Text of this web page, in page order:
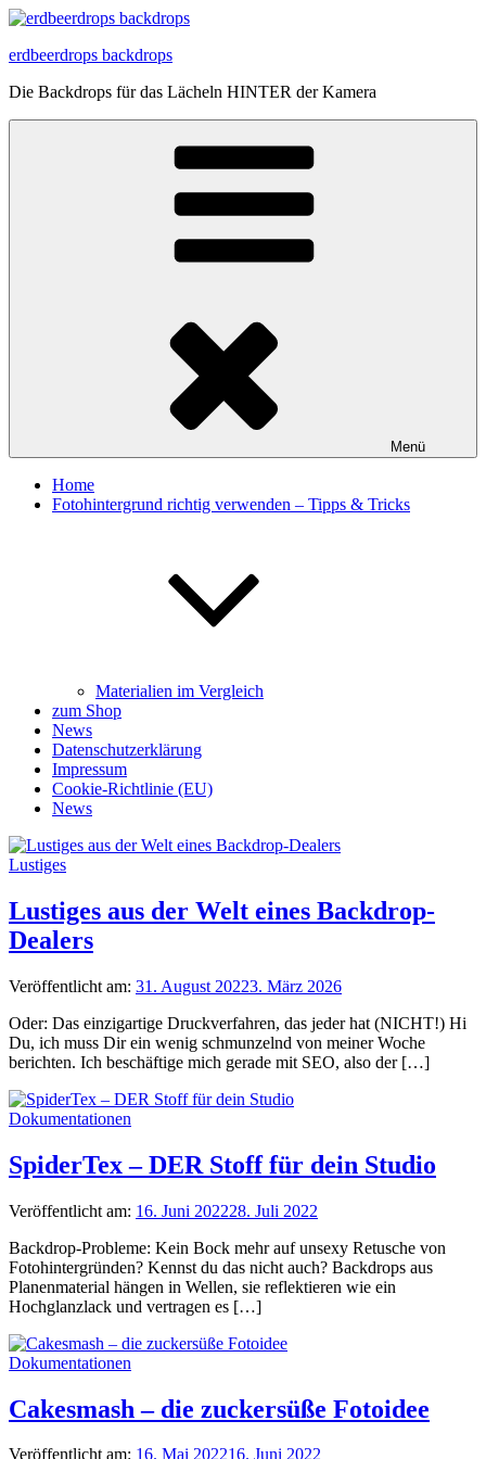
Zum
springen
erdbeerdrops backdrops
Die Backdrops für das Lächeln HINTER der Kamera
Menü
Home
Fotohintergrund richtig verwenden – Tipps & Tricks
Materialien im Vergleich
zum Shop
News
Datenschutzerklärung
Impressum
Cookie-Richtlinie (EU)
News
Lustiges
Lustiges aus der Welt eines Backdrop-
Dealers
Veröffentlicht am: 31. August 20223. März 2026
Oder: Das einzigartige Druckverfahren, das jeder hat (NICHT!) Hi
Du, ich muss Dir ein wenig schmunzelnd von meiner Woche
berichten. Ich beschäftige mich gerade mit SEO, also der […]
Dokumentationen
SpiderTex – DER Stoff für dein Studio
Veröffentlicht am: 16. Juni 202228. Juli 2022
Backdrop-Probleme: Kein Bock mehr auf unsexy Retusche von
Fotohintergründen? Kennst du das nicht auch? Backdrops aus
Planenmaterial hängen in Wellen, sie reflektieren wie ein
Hochglanzlack und vertragen es […]
Dokumentationen
Cakesmash – die zuckersüße Fotoidee
Veröffentlicht am: 16. Mai 202216. Juni 2022